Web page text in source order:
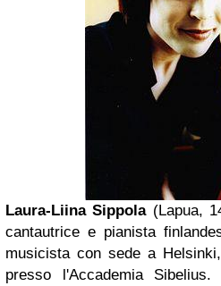
Laura-Liina Sippola(Lapua,
cantautrice e pianista
musicista con sede a
presso l'Accademia